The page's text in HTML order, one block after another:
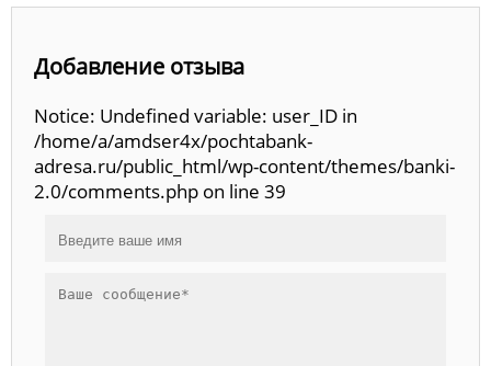
Добавление отзыва
Notice: Undefined variable: user_ID in
/home/a/amdser4x/pochtabank-
adresa.ru/public_html/wp-content/themes/banki-
2.0/comments.php on line 39